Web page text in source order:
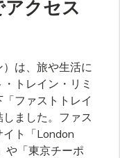
クセス
は、旅や生活に
トレイン・リミ
ファストトレイ
ました。ファス
イト「London
や「東京チーポ